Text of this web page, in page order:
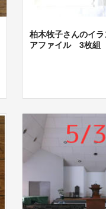
柏木牧子さんのイラ
アファイル 3枚組